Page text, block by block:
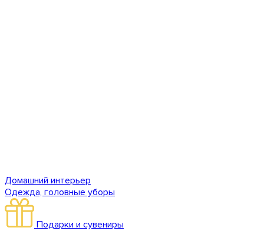
Домашний интерьер
Одежда, головные уборы
Подарки и сувениры